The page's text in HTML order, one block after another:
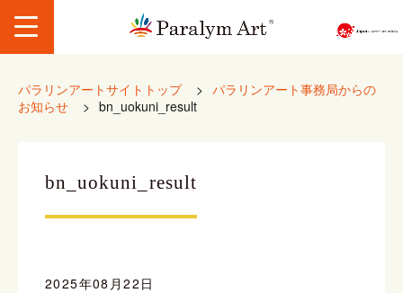
パラリンアートサイトトップ > パラリンアート事務局からの
お知らせ
> bn_uokuni_result
bn_uokuni_result
2025年08月22日